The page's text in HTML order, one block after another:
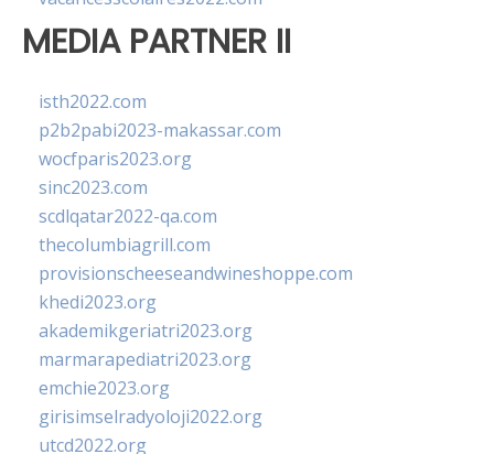
MEDIA PARTNER II
isth2022.com
p2b2pabi2023-makassar.com
wocfparis2023.org
sinc2023.com
scdlqatar2022-qa.com
thecolumbiagrill.com
provisionscheeseandwineshoppe.com
khedi2023.org
akademikgeriatri2023.org
marmarapediatri2023.org
emchie2023.org
girisimselradyoloji2022.org
utcd2022.org